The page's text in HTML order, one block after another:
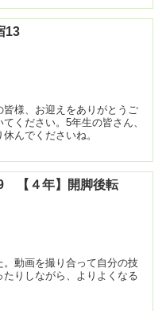
13
様、お迎えをありがとうご
ください。5年生の皆さん、
んでくださいね。
【４年】開脚後転
。動画を撮り合って自分の技
りしながら、よりよくなる